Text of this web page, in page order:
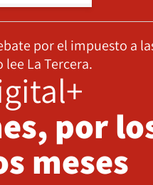
por el impuesto a
lee La Tercera.
por
meses